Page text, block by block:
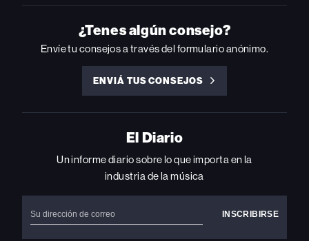
ON
INSTAGRAM
ON
YOUTUBE
ON
YOUTUBE
ON
ON
FACEBOOK
¿Tenes algún consejo?
Envíe tu consejos a través del formulario anónimo.
ENVIÁ TUS CONSEJOS
ENVIÁ
CONSEJOS
El Diario
Un informe diario sobre lo que importa en la
industria de la música